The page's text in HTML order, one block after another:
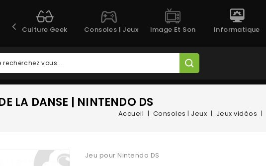
Culture Geek Consoles | Jeux Image Et Son Informatique
LA DANSE | NINTENDO DS
Accueil Consoles | Jeux Jeux vidéos
Jeu pour Nintendo DS